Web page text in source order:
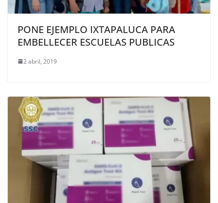
PONE EJEMPLO IXTAPALUCA PARA
EMBELLECER ESCUELAS PUBLICAS
2 abril, 2019